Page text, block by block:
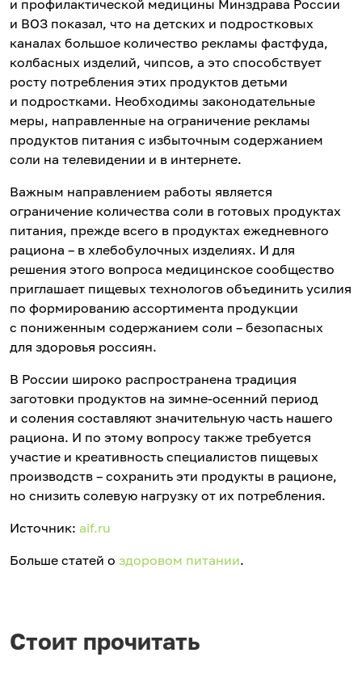
и профилактической медицины Минздрава России
и ВОЗ показал, что на детских и подростковых
каналах большое количество рекламы фастфуда,
колбасных изделий, чипсов, а это способствует
росту потребления этих продуктов детьми
и подростками. Необходимы законодательные
меры, направленные на ограничение рекламы
продуктов питания с избыточным содержанием
соли на телевидении и в интернете.
Важным направлением работы является
ограничение количества соли в готовых продуктах
питания, прежде всего в продуктах ежедневного
рациона – в хлебобулочных изделиях. И для
решения этого вопроса медицинское сообщество
приглашает пищевых технологов объединить усилия
по формированию ассортимента продукции
с пониженным содержанием соли – безопасных
для здоровья россиян.
В России широко распространена традиция
заготовки продуктов на зимне-осенний период
и соления составляют значительную часть нашего
рациона. И по этому вопросу также требуется
участие и креативность специалистов пищевых
производств – сохранить эти продукты в рационе,
но снизить солевую нагрузку от их потребления.
Источник: aif.ru
Больше статей о здоровом питании.
Стоит прочитать